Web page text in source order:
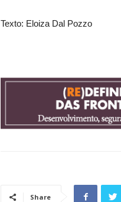
Texto: Eloiza Dal Pozzo
Share